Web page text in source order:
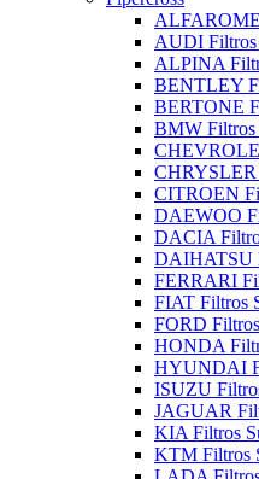
AUDI Filtros
ALPINA
BENTLEY
BERTONE
BMW Filtros
CHRYSLER
CITROEN
DAEWOO
DACIA
DAIHATSU
FERRARI
FIAT Filtros
FORD
HONDA
HYUNDAI
ISUZU
JAGUAR
KIA Filtros
KTM Filtros